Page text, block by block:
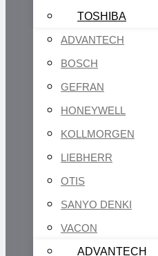
TOSHIBA
ADVANTECH
BOSCH
GEFRAN
HONEYWELL
KOLLMORGEN
LIEBHERR
OTIS
SANYO DENKI
VACON
ADVANTECH